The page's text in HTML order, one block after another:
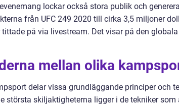
lockar också stora publik och
från UFC 249 2020 till cirka 3,5 miljoner
på via livestream. Det visar på den
mellan olika
delar vissa grundläggande principer och
största skiljaktigheterna ligger i de tekniker